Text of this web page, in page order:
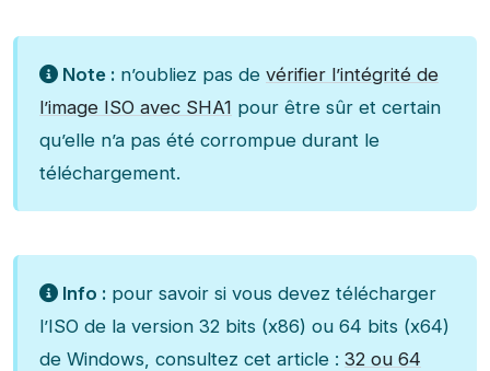
Note : n’oubliez pas de vérifier l’intégrité de
l’image ISO avec SHA1 pour être sûr et certain
qu’elle n’a pas été corrompue durant le
téléchargement.
Info : pour savoir si vous devez télécharger
l’ISO de la version 32 bits (x86) ou 64 bits (x64)
de Windows, consultez cet article : 32 ou 64